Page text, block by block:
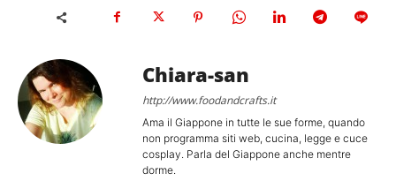
Chiara-san
http://www.foodandcrafts.it
Ama il Giappone in tutte le sue forme, quando
non programma siti web, cucina, legge e cuce
cosplay. Parla del Giappone anche mentre
dorme.